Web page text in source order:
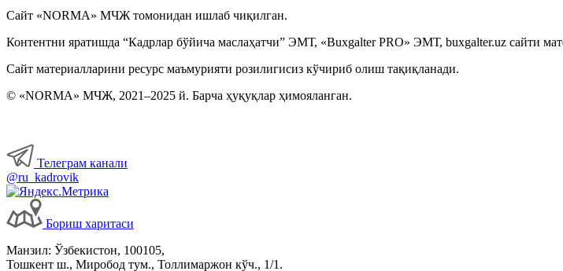
Сайт «NORMA» МЧЖ томонидан ишлаб чиқилган.
Контентни яратишда “Кадрлар бўйича маслаҳатчи” ЭМТ, «Buxgalter PRO» ЭМТ, buxgalter.uz сайти
Сайт материалларини ресурс маъмурияти розилигисиз кўчириб олиш тақиқланади.
© «NORMA» МЧЖ, 2021–2025 й. Барча ҳуқуқлар ҳимояланган.
Телеграм канали
@ru_kadrovik
Бориш харитаси
Манзил: Ўзбекистон, 100105,
Тошкент ш., Миробод тум., Толлимаржон кўч., 1/1.